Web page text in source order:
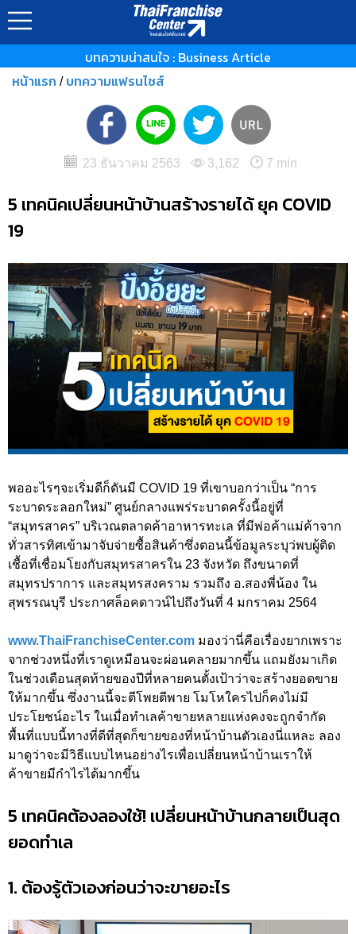
บทความน่าสนใจ : Business Article
หน้าแรก / บทความแฟรนไชส์
23 ธันวาคม 2563 3,162 7 min
5 เทคนิคเปลี่ยนหน้าบ้านสร้างรายได้ ยุค COVID
19
พออะไรๆจะเริ่มดีก็ดันมี COVID 19 ที่เขาบอกว่าเป็น “การ
ระบาดระลอกใหม่” ศูนย์กลางแพร่ระบาดครั้งนี้อยู่ที่
“สมุทรสาคร” บริเวณตลาดค้าอาหารทะเล ที่มีพ่อค้าแม่ค้าจาก
ทั่วสารทิศเข้ามาจับจ่ายซื้อสินค้าซึ่งตอนนี้ข้อมูลระบุว่พบผู้ติด
เชื้อที่เชื่อมโยงกับสมุทรสาครใน 23 จังหวัด ถึงขนาดที่
สมุทรปราการ และสมุทรสงคราม รวมถึง อ.สองพี่น้อง ใน
สุพรรณบุรี ประกาศล็อคดาวน์ไปถึงวันที่ 4 มกราคม 2564
www.ThaiFranchiseCenter.com มองว่านี่คือเรื่องยากเพราะ
จากช่วงหนึ่งที่เราดูเหมือนจะผ่อนคลายมากขึ้น แถมยังมาเกิด
ในช่วงเดือนสุดท้ายของปีที่หลายคนตั้งเป้าว่าจะสร้างยอดขาย
ให้มากขึ้น ซึ่งงานนี้จะตีโพยตีพาย โมโหใครไปก็คงไม่มี
ประโยชน์อะไร ในเมื่อทำเลค้าขายหลายแห่งคงจะถูกจำกัด
พื้นที่แบบนี้ทางที่ดีที่สุดก็ขายของที่หน้าบ้านตัวเองนี่แหละ ลอง
มาดูว่าจะมีวิธีแบบไหนอย่างไรเพื่อเปลี่ยนหน้าบ้านเราให้
ค้าขายมีกำไรได้มากขึ้น
5 เทคนิคต้องลองใช้! เปลี่ยนหน้าบ้านกลายเป็นสุด
ยอดทำเล
1. ต้องรู้ตัวเองก่อนว่าจะขายอะไร